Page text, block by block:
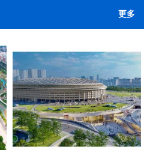
更多